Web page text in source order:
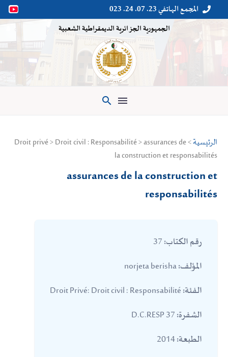

 المجمع الهاتفي 23. 07. 24. 023
الجمهورية الجزائرية الديمقراطية الشعبية

الرئيسية > Droit privé > Droit civil : Responsabilité > assurances de
la construction et responsabilités
assurances de la construction et
responsabilités
رقم الكتاب:
المؤلف:
الفئة:
الشفرة:
الطبعة: